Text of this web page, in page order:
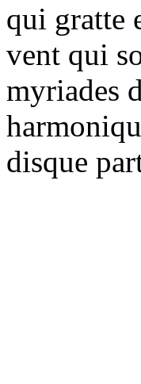
qui gratte
vent qui
myriades
disque